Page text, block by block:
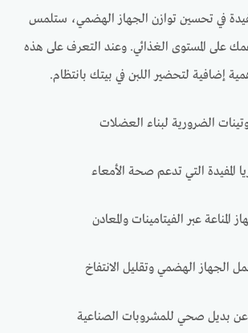
في تحسين توازن الجهاز الهضمي، ستلمس
دعمك على المستوى الغذائي. وعند التعرف على هذه
إضافية لتحضير اللبن في بيتك بانتظام.
الضرورية لبناء العضلات
المفيدة التي تدعم صحة الأمعاء
عبر الفيتامينات والمعادن
الجهاز الهضمي وتقليل الانتفاخ
بديل صحي للمشروبات الصناعية